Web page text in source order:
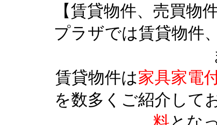
【賃貸物件、売買物
プラザでは賃貸物件
賃貸物件は家具家電
を数多くご紹介して